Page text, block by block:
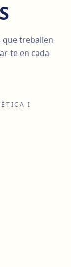
que treballen
te en cada
I